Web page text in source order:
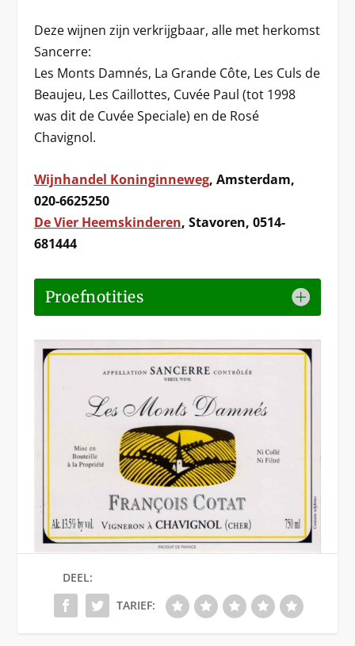
Deze wijnen zijn verkrijgbaar, alle met herkomst
Sancerre:
Les Monts Damnés, La Grande Côte, Les Culs de
Beaujeu, Les Caillottes, Cuvée Paul (tot 1998
was dit de Cuvée Speciale) en de Rosé
Chavignol.
Wijnhandel Koninginneweg, Amsterdam,
020-6625250
De Vier Heemskinderen, Stavoren, 0514-
681444
Proefnotities
DEEL:
TARIEF: